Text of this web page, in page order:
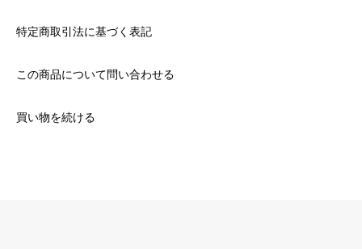
特定商取引法に基づく表記
この商品について問い合わせる
買い物を続ける